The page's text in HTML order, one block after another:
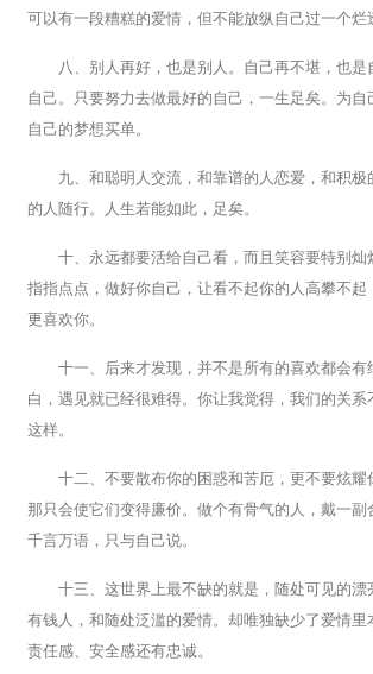
可以有一段糟糕的爱情，但不能放纵自己过一个烂
八、别人再好，也是别人。自己再不堪，也是
自己。只要努力去做最好的自己，一生足矣。为自
自己的梦想买单。
九、和聪明人交流，和靠谱的人恋爱，和积极
的人随行。人生若能如此，足矣。
十、永远都要活给自己看，而且笑容要特别灿
指指点点，做好你自己，让看不起你的人高攀不起
更喜欢你。
十一、后来才发现，并不是所有的喜欢都会有
白，遇见就已经很难得。你让我觉得，我们的关系
这样。
十二、不要散布你的困惑和苦厄，更不要炫耀
那只会使它们变得廉价。做个有骨气的人，戴一副
千言万语，只与自己说。
十三、这世界上最不缺的就是，随处可见的漂
有钱人，和随处泛滥的爱情。却唯独缺少了爱情里
责任感、安全感还有忠诚。